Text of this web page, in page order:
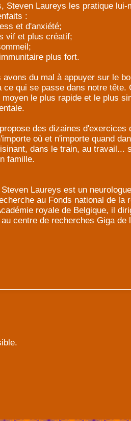
Steven Laureys les pratique lui-
:
et d'anxiété;
vif et plus créatif;
plus fort.
avons du mal à appuyer sur le
ce qui se passe dans notre tête.
le plus rapide et le plus
des dizaines d'exercices
où et n'importe quand
dans le train, au travail...
famille.
Laureys est un
au Fonds national de la
royale de Belgique, il
centre de recherches Giga de